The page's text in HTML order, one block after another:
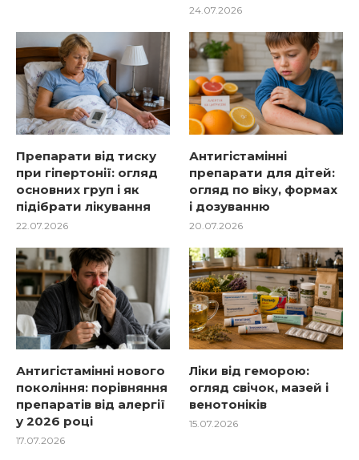
24.07.2026
Препарати від тиску
при гіпертонії: огляд
основних груп і як
підібрати лікування
22.07.2026
Антигістамінні
препарати для дітей:
огляд по віку, формах
і дозуванню
20.07.2026
Антигістамінні нового
покоління: порівняння
препаратів від алергії
у 2026 році
17.07.2026
Ліки від геморою:
огляд свічок, мазей і
венотоніків
15.07.2026